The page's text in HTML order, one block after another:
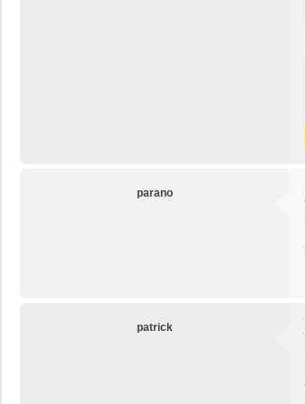
parano
patrick